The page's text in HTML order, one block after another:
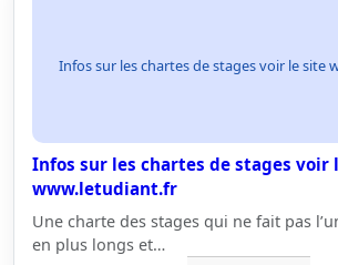
Infos sur les chartes de stages voir le site
Infos sur les chartes de stages voir
www.letudiant.fr
Une charte des stages qui ne fait pas
en plus longs et…